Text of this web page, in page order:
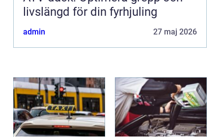
livslängd för din fyrhjuling
admin 27 maj 2026